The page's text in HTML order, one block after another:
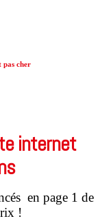
pas cher
internet
en page 1 de
!